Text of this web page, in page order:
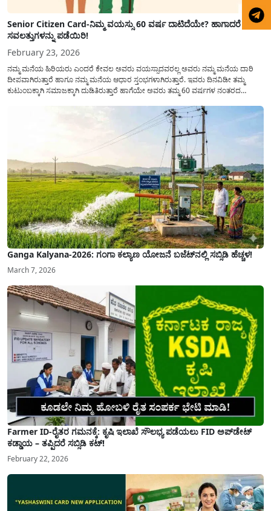
Senior Citizen Card-ನಿಮ್ಮ ವಯಸ್ಸು 60 ವರ್ಷ ದಾಟಿದೆಯೇ? ಹಾಗಾದರೆ ಈ
ಸವಲತ್ತುಗಳನ್ನು ಪಡೆಯಿರಿ!
February 23, 2026
ನಮ್ಮ ಮನೆಯ ಹಿರಿಯರು ಎಂದರೆ ಕೇವಲ ಅವರು ವಯಸ್ಸಾದವರಲ್ಲ ಅವರು ನಮ್ಮ ಮನೆಯ ದಾರಿ
ದೀಪವಾಗಿರುತ್ತಾರೆ ಹಾಗೂ ನಮ್ಮ ಮನೆಯ ಆಧಾರ ಸ್ತಂಭಗಳಾಗಿರುತ್ತಾರೆ. ಇವರು ದಿನವಿಡೀ ತಮ್ಮ
ಕುಟುಂಬಕ್ಕಾಗಿ ಸಮಾಜಕ್ಕಾಗಿ ದುಡಿತಿರುತ್ತಾರೆ ಹಾಗೆಯೇ ಅವರು ತಮ್ಮ 60 ವರ್ಷಗಳ ನಂತರದ
Ganga Kalyana-2026: ಗಂಗಾ ಕಲ್ಯಾಣ ಯೋಜನೆ ಬಜೆಟ್‌ನಲ್ಲಿ ಸಬ್ಸಿಡಿ ಹೆಚ್ಚಳ!
March 7, 2026
Farmer ID-ರೈತರ ಗಮನಕ್ಕೆ: ಕೃಷಿ ಇಲಾಖೆ ಸೌಲಭ್ಯ ಪಡೆಯಲು FID ಅಪ್‌ಡೇಟ್
ಕಡ್ಡಾಯ – ತಪ್ಪಿದರೆ ಸಬ್ಸಿಡಿ ಕಟ್!
February 22, 2026